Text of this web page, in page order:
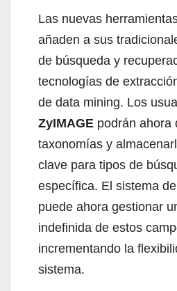
Las nuevas
añaden a sus
de búsqueda y
tecnologías de
de data mining. Los
ZyIMAGE podrán ahora
taxonomías y
clave para tipos de
específica. El sistema de
puede ahora gestionar
indefinida de estos
incrementando la
sistema.